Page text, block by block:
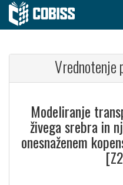
Vrednotenje
Modeliranje
živega srebra in
onesnaženem